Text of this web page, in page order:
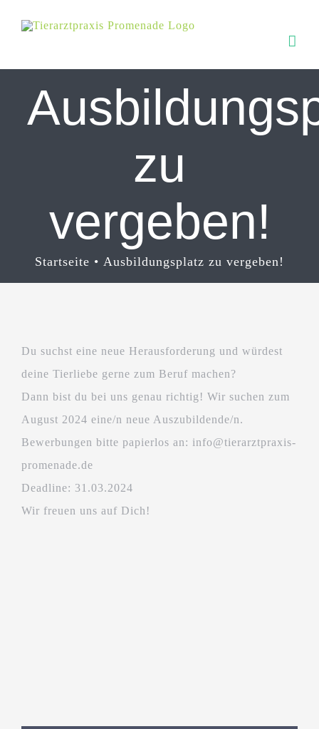
Inhalt
zu
vergeben!
Startseite Ausbildungsplatz zu vergeben!
Du suchst eine neue Herausforderung und würdest
deine Tierliebe gerne zum Beruf machen?
Dann bist du bei uns genau richtig! Wir suchen zum
August 2024 eine/n neue Auszubildende/n.
Bewerbungen bitte papierlos an: info@tierarztpraxis-
promenade.de
Deadline: 31.03.2024
Wir freuen uns auf Dich!